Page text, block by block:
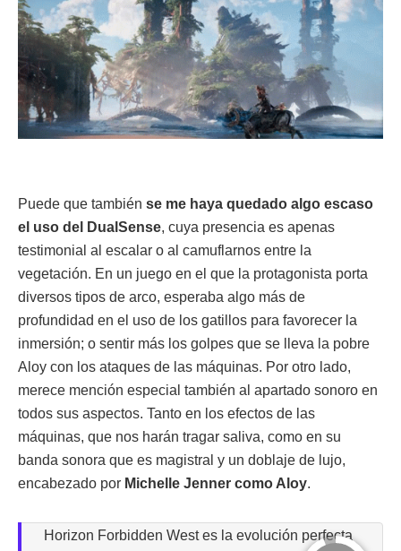
Puede que también se me haya quedado algo escaso
el uso del DualSense, cuya presencia es apenas
testimonial al escalar o al camuflarnos entre la
vegetación. En un juego en el que la protagonista porta
diversos tipos de arco, esperaba algo más de
profundidad en el uso de los gatillos para favorecer la
inmersión; o sentir más los golpes que se lleva la pobre
Aloy con los ataques de las máquinas. Por otro lado,
merece mención especial también al apartado sonoro en
todos sus aspectos. Tanto en los efectos de las
máquinas, que nos harán tragar saliva, como en su
banda sonora que es magistral y un doblaje de lujo,
encabezado por Michelle Jenner como Aloy.
Horizon Forbidden West es la evolución perfecta